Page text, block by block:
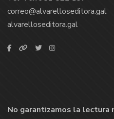
correo@alvarelloseditora.gal
alvarelloseditora.gal
No garantizamos la lectura